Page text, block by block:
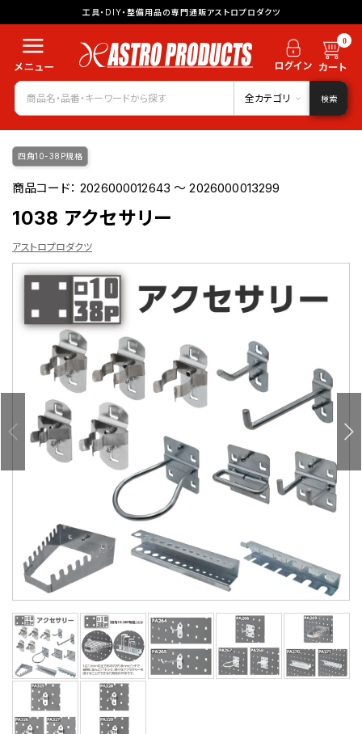
工具・DIY・整備用品の専門通販アストロプロダクツ
0
全カテゴリ 検索
四角10-38P規格
商品コード：2026000012643 ～ 2026000013299
1038 アクセサリー
アストロプロダクツ